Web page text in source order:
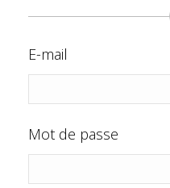
E-mail
Mot de passe